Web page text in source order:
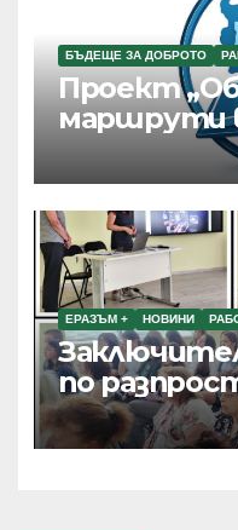
БЪДЕЩЕ ЗА ДОБРОТО
Проект
маршрути
ЕРАЗЪМ + НОВИНИ
по
проекти